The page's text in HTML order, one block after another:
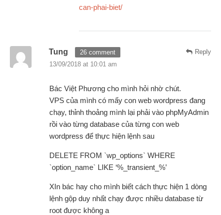
can-phai-biet/
Reply
Tung
26 comment
13/09/2018 at 10:01 am
Bác Việt Phương cho mình hỏi nhờ chút.
VPS của mình có mấy con web wordpress đang
chạy, thỉnh thoảng mình lại phải vào phpMyAdmin
rồi vào từng database của từng con web
wordpress để thực hiện lệnh sau
DELETE FROM `wp_options` WHERE
`option_name` LIKE ‘%_transient_%’
XIn bác hay cho mình biết cách thực hiện 1 dòng
lệnh gộp duy nhất chạy được nhiều database từ
root được không a